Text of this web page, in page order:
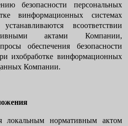
безопасности персональных
винформационных системах
всоответствии
актами Компании,
обеспечения безопасности
ихобработке винформационных
Компании.
локальным нормативным актом